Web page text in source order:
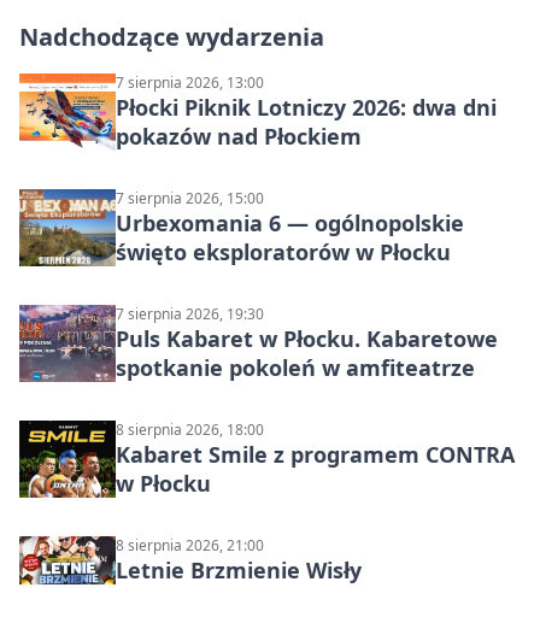
Nadchodzące wydarzenia
7 sierpnia 2026, 13:00
Płocki Piknik Lotniczy 2026: dwa dni
pokazów nad Płockiem
7 sierpnia 2026, 15:00
Urbexomania 6 — ogólnopolskie
święto eksploratorów w Płocku
7 sierpnia 2026, 19:30
Puls Kabaret w Płocku. Kabaretowe
spotkanie pokoleń w amfiteatrze
8 sierpnia 2026, 18:00
Kabaret Smile z programem CONTRA
w Płocku
8 sierpnia 2026, 21:00
Letnie Brzmienie Wisły